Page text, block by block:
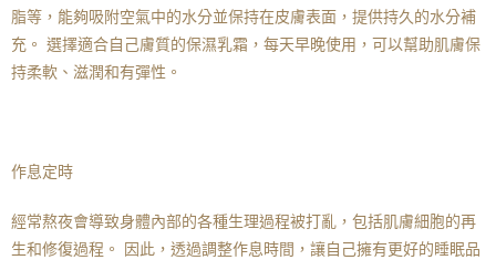
脂等，能夠吸附空氣中的水分並保持在皮膚表面，提供持久的水分補
充。 選擇適合自己膚質的保濕乳霜，每天早晚使用，可以幫助肌膚保
持柔軟、滋潤和有彈性。
作息定時
經常熬夜會導致身體內部的各種生理過程被打亂，包括肌膚細胞的再
生和修復過程。 因此，透過調整作息時間，讓自己擁有更好的睡眠品